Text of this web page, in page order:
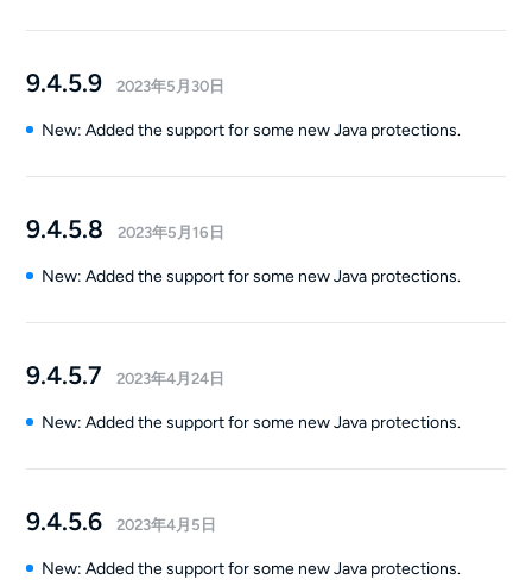
9.4.5.9 2023年5月30日
New: Added the support for some new Java protections.
9.4.5.8 2023年5月16日
New: Added the support for some new Java protections.
9.4.5.7 2023年4月24日
New: Added the support for some new Java protections.
9.4.5.6 2023年4月5日
New: Added the support for some new Java protections.